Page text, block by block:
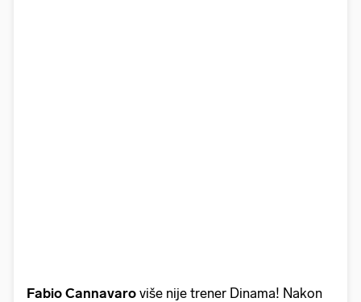
Fabio Cannavaro više nije trener Dinama! Nakon